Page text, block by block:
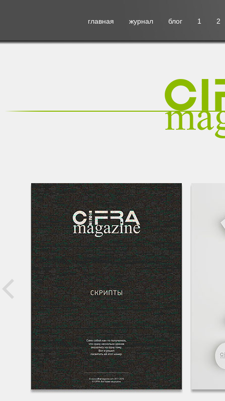
главная журнал блог 1 2